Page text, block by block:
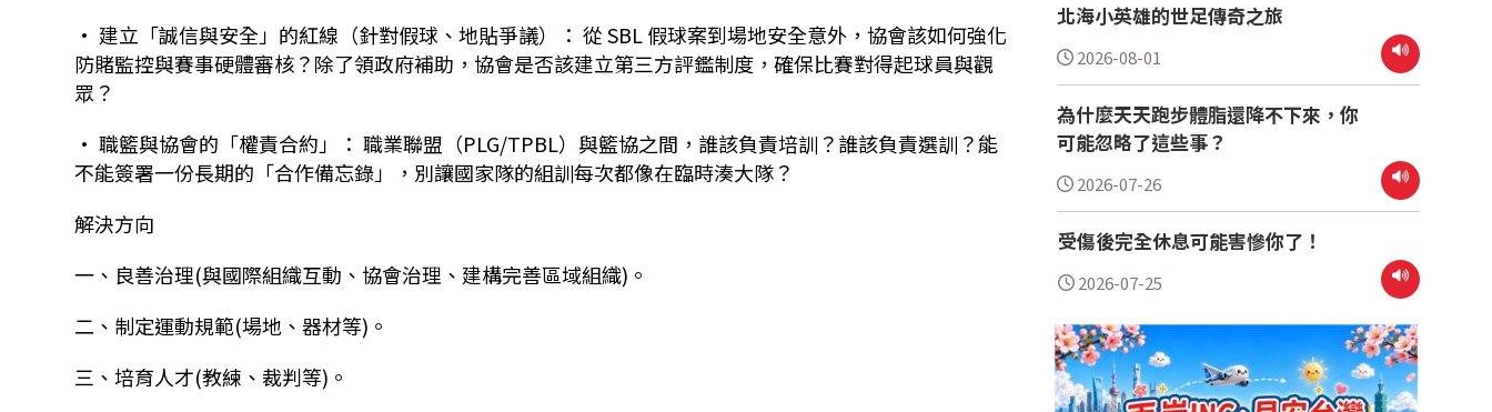
• 建立「誠信與安全」的紅線（針對假球、地貼爭議）： 從SBL假球案到場地安全意外，協會該如何強化
防賭監控與賽事硬體審核？除了領政府補助，協會是否該建立第三方評鑑制度，確保比賽對得起球員與觀
眾？
• 職籃與協會的「權責合約」： 職業聯盟（PLG/TPBL）與籃協之間，誰該負責培訓？誰該負責選訓？能
不能簽署一份長期的「合作備忘錄」，別讓國家隊的組訓每次都像在臨時湊大隊？
解決方向
一、良善治理(與國際組織互動、協會治理、建構完善區域組織) 。
二、制定運動規範(場地、器材等) 。
三、培育人才(教練、裁判等) 。
北海小英雄的世足傳奇之旅
2026-08-01
為什麼天天跑步體脂還降不下來，你
可能忽略了這些事？
2026-07-26
受傷後完全休息可能害慘你了！
2026-07-25